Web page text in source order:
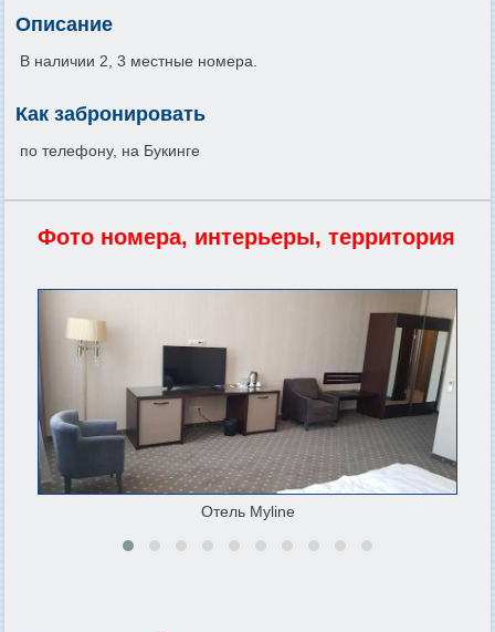
Описание
В наличии 2, 3 местные номера.
Как забронировать
по телефону, на Букинге
Фото номера, интерьеры, территория
Отель Myline